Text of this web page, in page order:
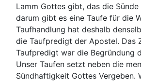
Lamm Gottes gibt, das die
darum gibt es eine Taufe für die
Taufhandlung hat deshalb
die Taufpredigt der Apostel. Das
Taufpredigt war die Begründung
Unser Taufen setzt neben die
Sündhaftigkeit Gottes Vergeben.